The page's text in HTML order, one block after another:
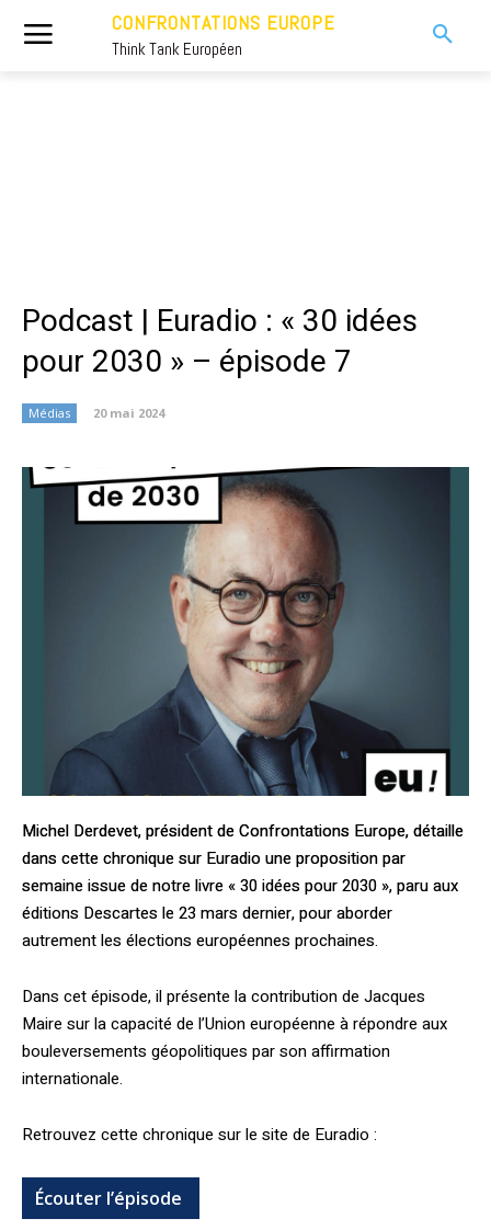
CONFRONTATIONS EUROPE
Think Tank Européen
Podcast | Euradio : « 30 idées
pour 2030 » – épisode 7
Médias 20 mai 2024
Michel Derdevet, président de Confrontations Europe, détaille
dans cette chronique sur Euradio une proposition par
semaine issue de notre livre « 30 idées pour 2030 », paru aux
éditions Descartes le 23 mars dernier, pour aborder
autrement les élections européennes prochaines.
Dans cet épisode, il présente la contribution de Jacques
Maire sur la capacité de l’Union européenne à répondre aux
bouleversements géopolitiques par son affirmation
internationale.
Retrouvez cette chronique sur le site de Euradio :
Écouter l’épisode